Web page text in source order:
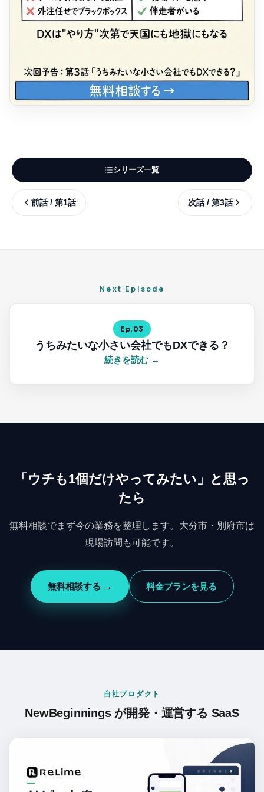
前話 / 第1話
シリーズ一覧
次話 / 第3話
Next Episode
Ep.03
うちみたいな小さい会社でもDXできる？
続きを読む →
「ウチも1個だけやってみたい」と思っ
たら
無料相談でまず今の業務を整理します。大分市・別府市は
現場訪問も可能です。
無料相談する → 料金プランを見る
自社プロダクト
NewBeginnings が開発・運営する SaaS